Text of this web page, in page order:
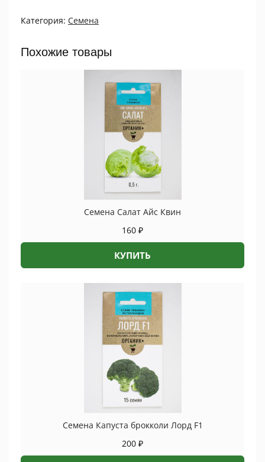
F1
quantity
Категория: Семена
Похожие товары
Семена Салат Айс Квин
160 ₽
КУПИТЬ
Семена Капуста брокколи Лорд F1
200 ₽